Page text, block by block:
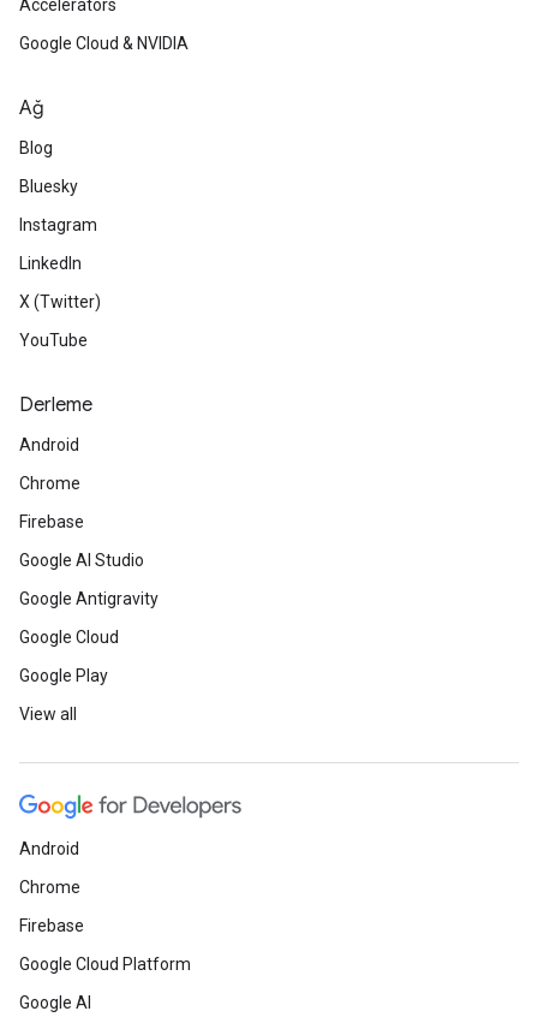
Accelerators
Google Cloud & NVIDIA
Ağ
Blog
Bluesky
Instagram
LinkedIn
X (Twitter)
YouTube
Derleme
Android
Chrome
Firebase
Google AI Studio
Google Antigravity
Google Cloud
Google Play
View all
Android
Chrome
Firebase
Google Cloud Platform
Google AI